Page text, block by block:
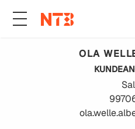
OLA